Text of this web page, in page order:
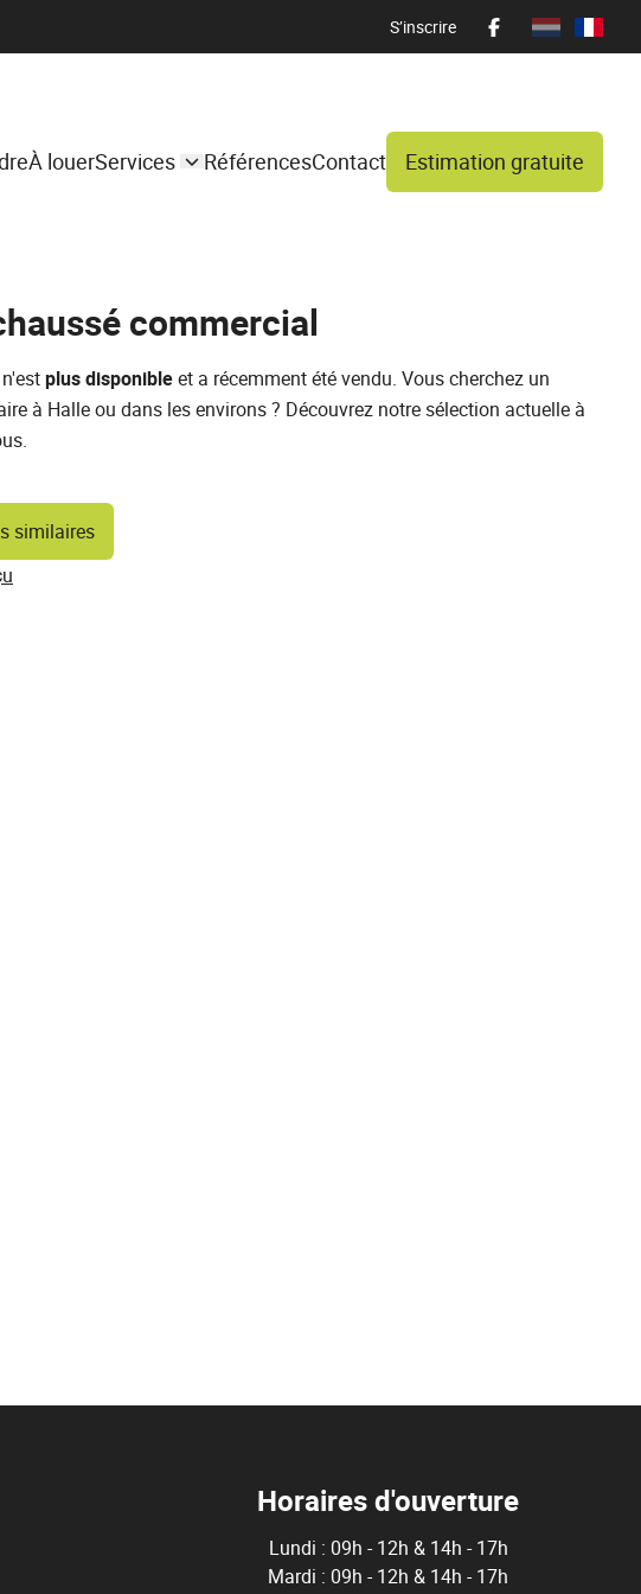
S’inscrire
À louerServices RéférencesContact Estimation gratuite
commercial
plus disponibleet a récemment été vendu. Vous cherchez un
à Halle ou dans les environs ? Découvrez notre sélection actuelle à
similaires
Horaires d'ouverture
Lundi : 09h - 12h & 14h - 17h
Mardi : 09h - 12h & 14h - 17h